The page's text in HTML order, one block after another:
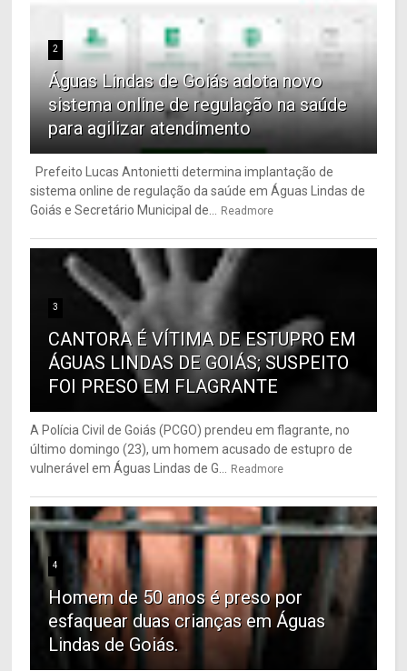
2
Águas Lindas de Goiás adota novo
sistema online de regulação na saúde
para agilizar atendimento
Prefeito Lucas Antonietti determina implantação de
sistema online de regulação da saúde em Águas Lindas de
Goiás e Secretário Municipal de...
Readmore
3
CANTORA É VÍTIMA DE ESTUPRO EM
ÁGUAS LINDAS DE GOIÁS; SUSPEITO
FOI PRESO EM FLAGRANTE
A Polícia Civil de Goiás (PCGO) prendeu em flagrante, no
último domingo (23), um homem acusado de estupro de
vulnerável em Águas Lindas de G...
Readmore
4
Homem de 50 anos é preso por
esfaquear duas crianças em Águas
Lindas de Goiás.